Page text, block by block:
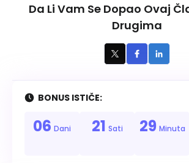
Da Li Vam Se Dopao Ovaj
Drugima
BONUS ISTIČE:
06 Dani 21 Sati 29 Minuta